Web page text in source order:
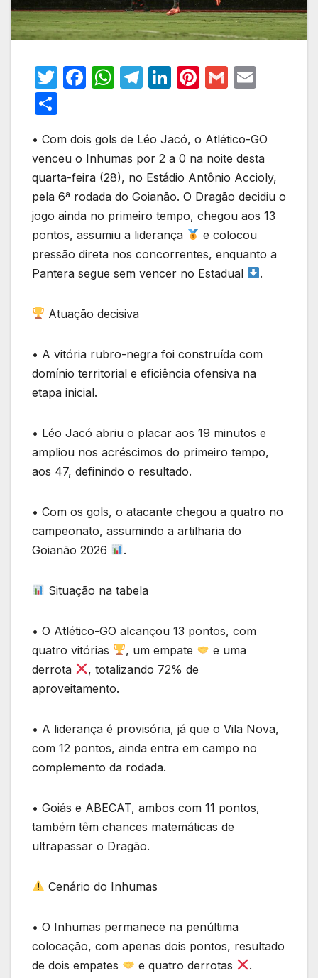
T
er
F
e
b
o
o
k
W
s
A
p
p
T
gr
a
m
Li
e
dI
n
Pi
e
st
G
ar
e
• Com dois gols de Léo Jacó, o Atlético-GO
venceu o Inhumas por 2 a 0 na noite desta
quarta-feira (28), no Estádio Antônio Accioly,
pela 6ª rodada do Goianão. O Dragão decidiu o
jogo ainda no primeiro tempo, chegou aos 13
pontos, assumiu a liderança
e colocou
pressão direta nos concorrentes, enquanto a
Pantera segue sem vencer no Estadual
.
Atuação decisiva
• A vitória rubro-negra foi construída com
domínio territorial e eficiência ofensiva na
etapa inicial.
• Léo Jacó abriu o placar aos 19 minutos e
ampliou nos acréscimos do primeiro tempo,
aos 47, definindo o resultado.
• Com os gols, o atacante chegou a quatro no
campeonato, assumindo a artilharia do
Goianão 2026
.
Situação na tabela
• O Atlético-GO alcançou 13 pontos, com
quatro vitórias
, um empate
e uma
derrota
, totalizando 72% de
aproveitamento.
• A liderança é provisória, já que o Vila Nova,
com 12 pontos, ainda entra em campo no
complemento da rodada.
• Goiás e ABECAT, ambos com 11 pontos,
também têm chances matemáticas de
ultrapassar o Dragão.
Cenário do Inhumas
• O Inhumas permanece na penúltima
colocação, com apenas dois pontos, resultado
de dois empates
e quatro derrotas .